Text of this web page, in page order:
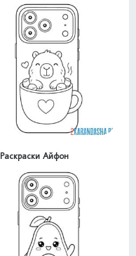
Раскраски Айфон